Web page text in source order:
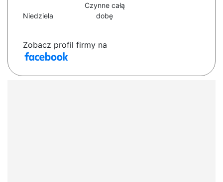
Niedziela
Czynne całą
dobę
Zobacz profil firmy na